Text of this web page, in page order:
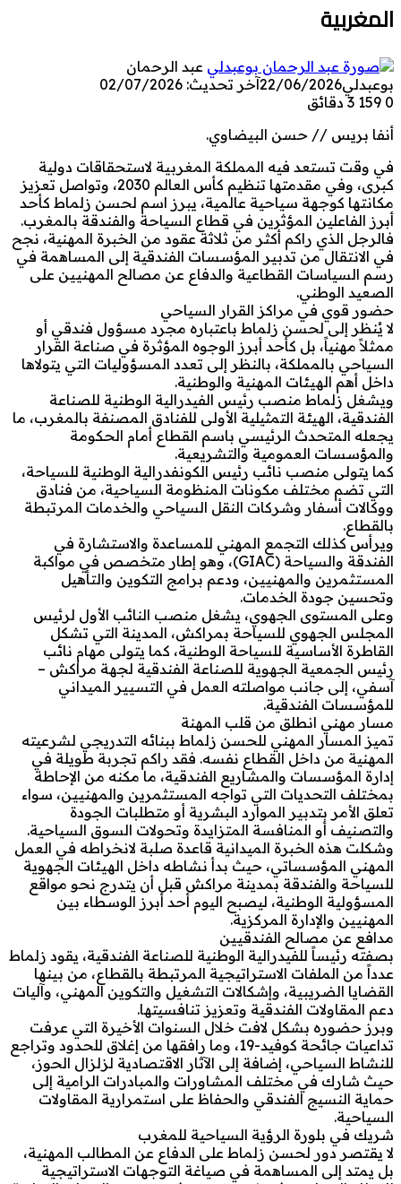
المغربية
عبد الرحمان
بوعبدلي22/06/2026آخر تحديث: 02/07/2026
0
3 دقائق
أنفا بريس // حسن البيضاوي.
في وقت تستعد فيه المملكة المغربية لاستحقاقات دولية
كبرى، وفي مقدمتها تنظيم كأس العالم 2030، وتواصل تعزيز
مكانتها كوجهة سياحية عالمية، يبرز اسم لحسن زلماط كأحد
أبرز الفاعلين المؤثرين في قطاع السياحة والفندقة بالمغرب.
فالرجل الذي راكم أكثر من ثلاثة عقود من الخبرة المهنية، نجح
في الانتقال من تدبير المؤسسات الفندقية إلى المساهمة في
رسم السياسات القطاعية والدفاع عن مصالح المهنيين على
الصعيد الوطني.
حضور قوي في مراكز القرار السياحي
لا يُنظر إلى لحسن زلماط باعتباره مجرد مسؤول فندقي أو
ممثلاً مهنياً، بل كأحد أبرز الوجوه المؤثرة في صناعة القرار
السياحي بالمملكة، بالنظر إلى تعدد المسؤوليات التي يتولاها
داخل أهم الهيئات المهنية والوطنية.
ويشغل زلماط منصب رئيس الفيدرالية الوطنية للصناعة
الفندقية، الهيئة التمثيلية الأولى للفنادق المصنفة بالمغرب، ما
يجعله المتحدث الرئيسي باسم القطاع أمام الحكومة
والمؤسسات العمومية والتشريعية.
كما يتولى منصب نائب رئيس الكونفدرالية الوطنية للسياحة،
التي تضم مختلف مكونات المنظومة السياحية، من فنادق
ووكالات أسفار وشركات النقل السياحي والخدمات المرتبطة
بالقطاع.
ويرأس كذلك التجمع المهني للمساعدة والاستشارة في
الفندقة والسياحة (GIAC)، وهو إطار متخصص في مواكبة
المستثمرين والمهنيين، ودعم برامج التكوين والتأهيل
وتحسين جودة الخدمات.
وعلى المستوى الجهوي، يشغل منصب النائب الأول لرئيس
المجلس الجهوي للسياحة بمراكش، المدينة التي تشكل
القاطرة الأساسية للسياحة الوطنية، كما يتولى مهام نائب
رئيس الجمعية الجهوية للصناعة الفندقية لجهة مراكش –
آسفي، إلى جانب مواصلته العمل في التسيير الميداني
للمؤسسات الفندقية.
مسار مهني انطلق من قلب المهنة
تميز المسار المهني للحسن زلماط ببنائه التدريجي لشرعيته
المهنية من داخل القطاع نفسه. فقد راكم تجربة طويلة في
إدارة المؤسسات والمشاريع الفندقية، ما مكنه من الإحاطة
بمختلف التحديات التي تواجه المستثمرين والمهنيين، سواء
تعلق الأمر بتدبير الموارد البشرية أو متطلبات الجودة
والتصنيف أو المنافسة المتزايدة وتحولات السوق السياحية.
وشكلت هذه الخبرة الميدانية قاعدة صلبة لانخراطه في العمل
المهني المؤسساتي، حيث بدأ نشاطه داخل الهيئات الجهوية
للسياحة والفندقة بمدينة مراكش قبل أن يتدرج نحو مواقع
المسؤولية الوطنية، ليصبح اليوم أحد أبرز الوسطاء بين
المهنيين والإدارة المركزية.
مدافع عن مصالح الفندقيين
بصفته رئيساً للفيدرالية الوطنية للصناعة الفندقية، يقود زلماط
عدداً من الملفات الاستراتيجية المرتبطة بالقطاع، من بينها
القضايا الضريبية، وإشكالات التشغيل والتكوين المهني، وآليات
دعم المقاولات الفندقية وتعزيز تنافسيتها.
وبرز حضوره بشكل لافت خلال السنوات الأخيرة التي عرفت
تداعيات جائحة كوفيد-19، وما رافقها من إغلاق للحدود وتراجع
للنشاط السياحي، إضافة إلى الآثار الاقتصادية لزلزال الحوز،
حيث شارك في مختلف المشاورات والمبادرات الرامية إلى
حماية النسيج الفندقي والحفاظ على استمرارية المقاولات
السياحية.
شريك في بلورة الرؤية السياحية للمغرب
لا يقتصر دور لحسن زلماط على الدفاع عن المطالب المهنية،
بل يمتد إلى المساهمة في صياغة التوجهات الاستراتيجية